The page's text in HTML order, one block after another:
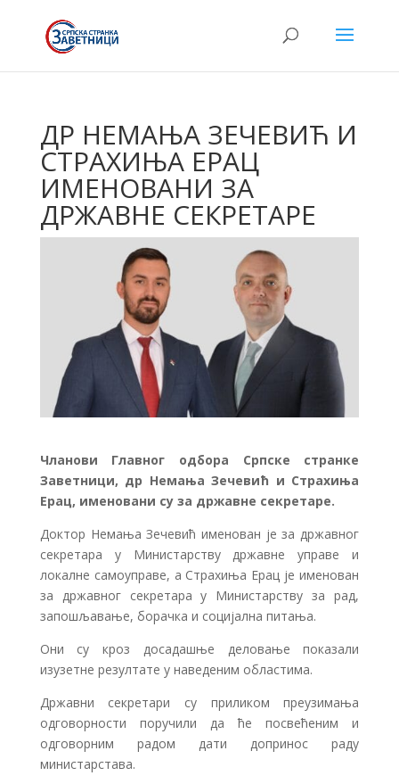
ДР НЕМАЊА ЗЕЧЕВИЋ И
СТРАХИЊА ЕРАЦ
ИМЕНОВАНИ ЗА
ДРЖАВНЕ СЕКРЕТАРЕ
Чланови Главног одбора Српске странке
Заветници, др Немања Зечевић и Страхиња
Ерац, именовани су за државне секретаре.
Доктор Немања Зечевић именован је за државног
секретара у Министарству државне управе и
локалне самоуправе, а Страхиња Ерац је именован
за државног секретара у Министарству за рад,
запошљавање, борачка и социјална питања.
Они су кроз досадашње деловање показали
изузетне резултате у наведеним областима.
Државни секретари су приликом преузимања
одговорности поручили да ће посвећеним и
одговорним радом дати допринос раду
министарстава.